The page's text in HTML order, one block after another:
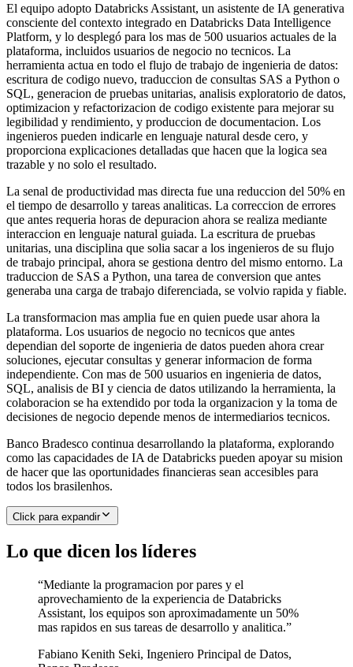
El equipo adopto Databricks Assistant, un asistente de IA generativa
consciente del contexto integrado en Databricks Data Intelligence
Platform, y lo desplegó para los mas de 500 usuarios actuales de la
plataforma, incluidos usuarios de negocio no tecnicos. La
herramienta actua en todo el flujo de trabajo de ingenieria de datos:
escritura de codigo nuevo, traduccion de consultas SAS a Python o
SQL, generacion de pruebas unitarias, analisis exploratorio de datos,
optimizacion y refactorizacion de codigo existente para mejorar su
legibilidad y rendimiento, y produccion de documentacion. Los
ingenieros pueden indicarle en lenguaje natural desde cero, y
proporciona explicaciones detalladas que hacen que la logica sea
trazable y no solo el resultado.
La senal de productividad mas directa fue una reduccion del 50% en
el tiempo de desarrollo y tareas analiticas. La correccion de errores
que antes requeria horas de depuracion ahora se realiza mediante
interaccion en lenguaje natural guiada. La escritura de pruebas
unitarias, una disciplina que solia sacar a los ingenieros de su flujo
de trabajo principal, ahora se gestiona dentro del mismo entorno. La
traduccion de SAS a Python, una tarea de conversion que antes
generaba una carga de trabajo diferenciada, se volvio rapida y fiable.
La transformacion mas amplia fue en quien puede usar ahora la
plataforma. Los usuarios de negocio no tecnicos que antes
dependian del soporte de ingenieria de datos pueden ahora crear
soluciones, ejecutar consultas y generar informacion de forma
independiente. Con mas de 500 usuarios en ingenieria de datos,
SQL, analisis de BI y ciencia de datos utilizando la herramienta, la
colaboracion se ha extendido por toda la organizacion y la toma de
decisiones de negocio depende menos de intermediarios tecnicos.
Banco Bradesco continua desarrollando la plataforma, explorando
como las capacidades de IA de Databricks pueden apoyar su mision
de hacer que las oportunidades financieras sean accesibles para
todos los brasilenhos.
Click para expandir
Lo que dicen los líderes
“Mediante la programacion por pares y el
aprovechamiento de la experiencia de Databricks
Assistant, los equipos son aproximadamente un 50%
mas rapidos en sus tareas de desarrollo y analitica.”
Fabiano Kenith Seki, Ingeniero Principal de Datos,